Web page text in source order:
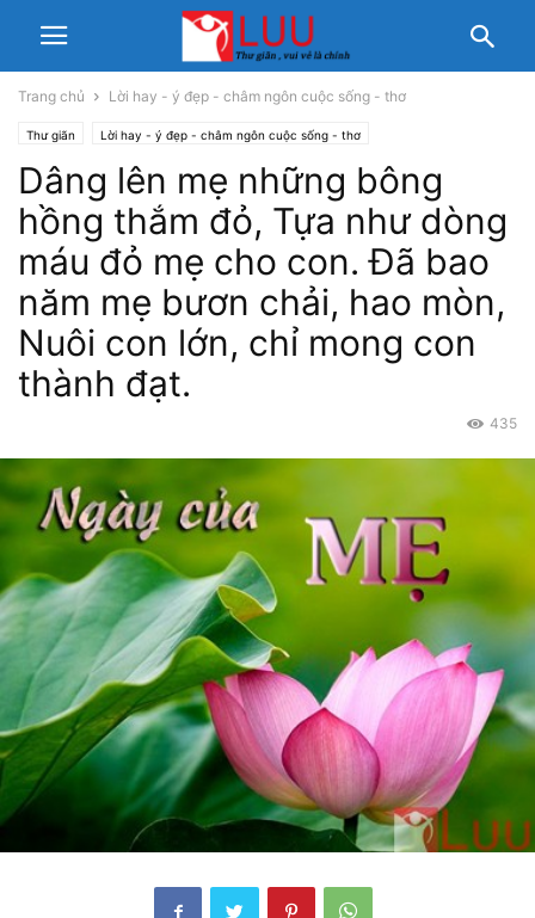
Trang chủ Lời hay - ý đẹp - châm ngôn cuộc sống - thơ
Thư giãn Lời hay - ý đẹp - châm ngôn cuộc sống - thơ
Dâng lên mẹ những bông
hồng thắm đỏ, Tựa như dòng
máu đỏ mẹ cho con. Đã bao
năm mẹ bươn chải, hao mòn,
Nuôi con lớn, chỉ mong con
thành đạt.
435